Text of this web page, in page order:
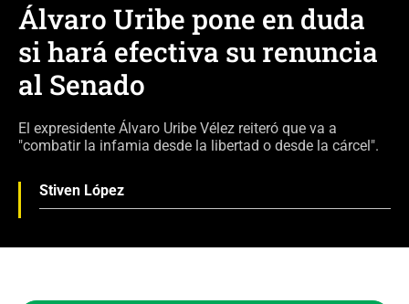
Álvaro Uribe pone en duda
si hará efectiva su renuncia
al Senado
El expresidente Álvaro Uribe Vélez reiteró que va a
"combatir la infamia desde la libertad o desde la cárcel".
Stiven López